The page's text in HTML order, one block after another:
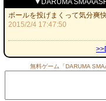
▼DARUMA
ボールを投げまくって気分爽快
2015/2/4 17:47:50
無料ゲーム「DARUMA